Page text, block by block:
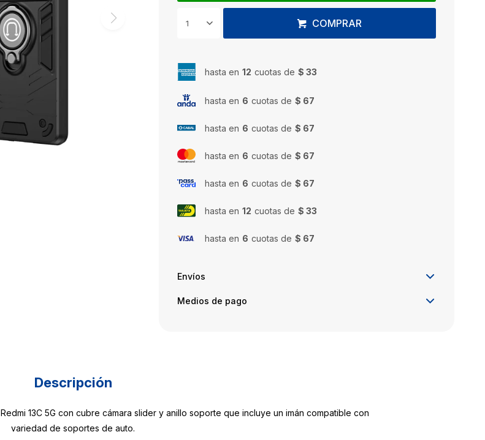
1 COMPRAR
hasta en 12 cuotas de $ 33
hasta en 6 cuotas de $ 67
hasta en 6 cuotas de $ 67
hasta en 6 cuotas de $ 67
hasta en 6 cuotas de $ 67
hasta en 12 cuotas de $ 33
hasta en 6 cuotas de $ 67
Envíos
Medios de pago
Descripción
13C 5G con cubre cámara slider y anillo soporte que incluye un imán compatible con
variedad de soportes de auto.